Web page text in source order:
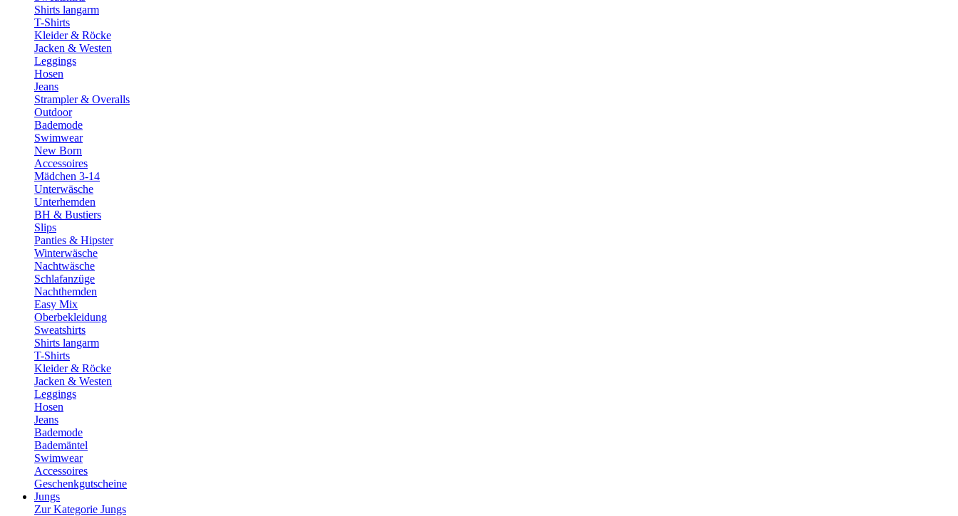
Shirts langarm
T-Shirts
Kleider & Röcke
Jacken & Westen
Leggings
Hosen
Jeans
Strampler & Overalls
Outdoor
Bademode
Swimwear
New Born
Accessoires
Mädchen 3-14
Unterwäsche
Unterhemden
BH & Bustiers
Slips
Panties & Hipster
Winterwäsche
Nachtwäsche
Schlafanzüge
Nachthemden
Easy Mix
Oberbekleidung
Sweatshirts
Shirts langarm
T-Shirts
Kleider & Röcke
Jacken & Westen
Leggings
Hosen
Jeans
Bademode
Bademäntel
Swimwear
Accessoires
Geschenkgutscheine
Jungs
Zur Kategorie Jungs